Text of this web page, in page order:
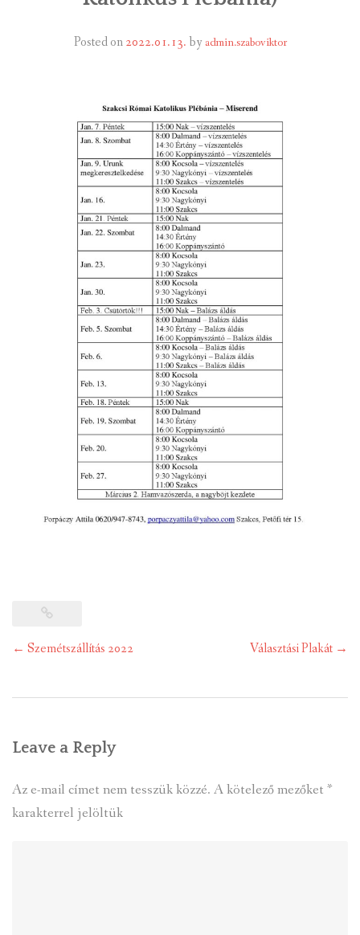
INTÉZMÉNYEK
KAPCSOLAT
LETÖLTHETŐ NYOMTATVÁNYOK
VÁLASZTÁS 2026
TELEPÜLÉSIKÉPVISELŐI VAGYONNYILATKOZATOK – 2026.
ROMA NEMZETISÉGI ÖNKORMÁNYZATI KÉPVISELŐK
VAGYONNYILATKOZATA – 2026. ÉV
Posted on2022.01.13.by admin.szaboviktor
Post
← Szemétszállítás 2022 Választási Plakát →
Leave a Reply
Az e-mail címet nem tesszük közzé. A kötelező mezőket *
karakterrel jelöltük